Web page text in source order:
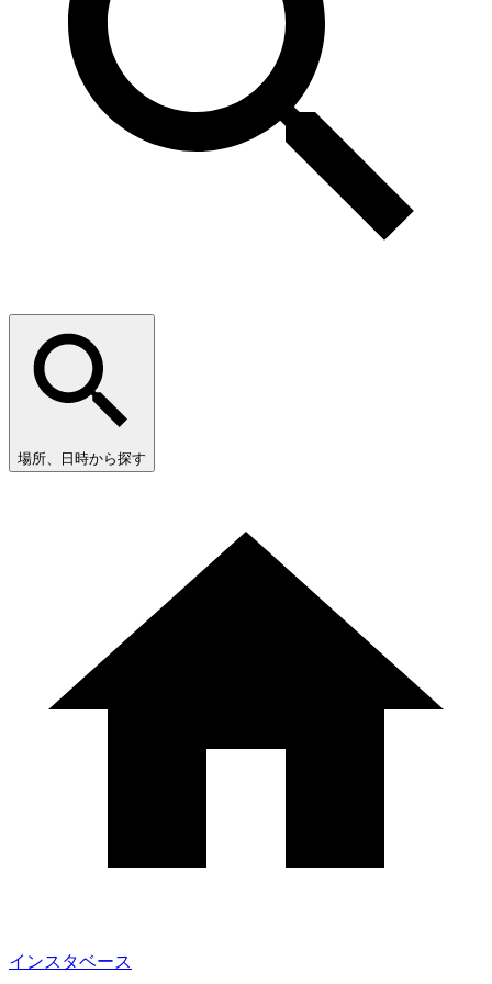
場所、日時から探す
インスタベース